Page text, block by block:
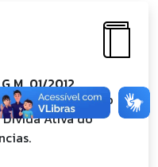
01/2012
Honorários pelo
Ativa do